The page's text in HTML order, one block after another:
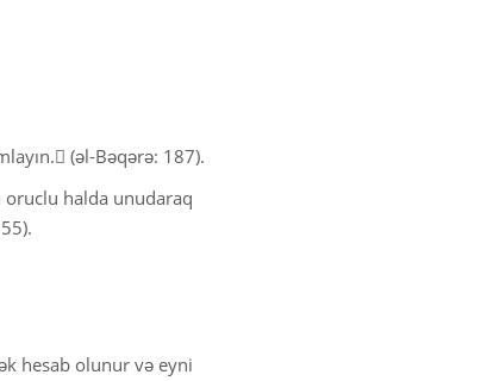
(əl-Bəqərə: 187).
oruclu halda unudaraq
hesab olunur və eyni